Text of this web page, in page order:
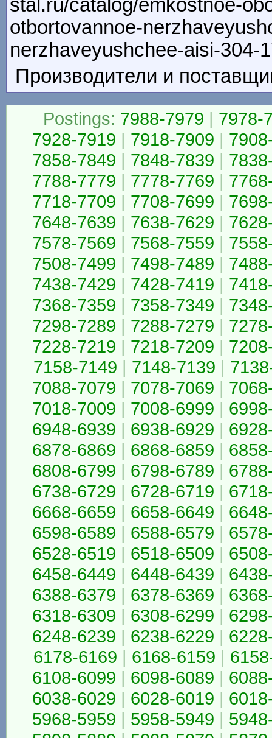
stal.ru/catalog/emkostnoe-
otbortovannoe-
nerzhaveyushchee-aisi-304-
Производители и
Postings: 7988-7979 | 7978-
7928-7919 | 7918-7909 |
7858-7849 | 7848-7839 |
7788-7779 | 7778-7769 |
7718-7709 | 7708-7699 |
7648-7639 | 7638-7629 |
7578-7569 | 7568-7559 |
7508-7499 | 7498-7489 |
7438-7429 | 7428-7419 |
7368-7359 | 7358-7349 |
7298-7289 | 7288-7279 |
7228-7219 | 7218-7209 |
7158-7149 | 7148-7139 |
7088-7079 | 7078-7069 |
7018-7009 | 7008-6999 |
6948-6939 | 6938-6929 |
6878-6869 | 6868-6859 |
6808-6799 | 6798-6789 |
6738-6729 | 6728-6719 |
6668-6659 | 6658-6649 |
6598-6589 | 6588-6579 |
6528-6519 | 6518-6509 |
6458-6449 | 6448-6439 |
6388-6379 | 6378-6369 |
6318-6309 | 6308-6299 |
6248-6239 | 6238-6229 |
6178-6169 | 6168-6159 |
6108-6099 | 6098-6089 |
6038-6029 | 6028-6019 |
5968-5959 | 5958-5949 |